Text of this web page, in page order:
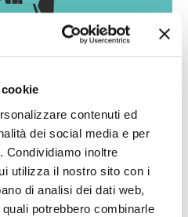
contenuti ed
dei social media e per
Condividiamo inoltre
utilizza il nostro sito con i
di analisi dei dati web,
potrebbero combinarle
viene data dalle
Cosa possiamo fare
deriva dalle